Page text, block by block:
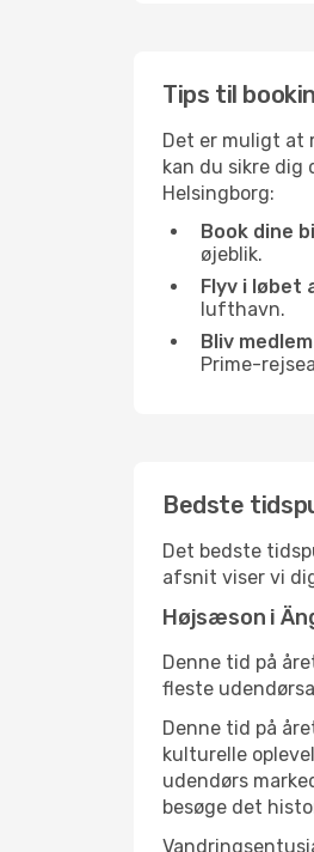
Tips til
Det er muligt at
kan du sikre dig
Helsingborg:
Book dine
øjeblik.
Flyv i løbet
lufthavn.
Bliv
Prime-
Bedste
Det bedste
afsnit viser vi
Højsæson i
Denne tid på
fleste
Denne tid på
kulturelle
udendørs
besøge det